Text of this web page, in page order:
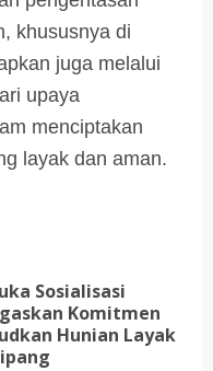
khususnya di
juga melalui
upaya
menciptakan
layak dan aman.
Sosialisasi
Komitmen
Hunian Layak